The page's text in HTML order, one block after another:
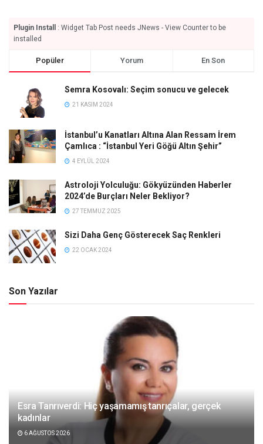
Plugin Install
: Widget Tab Post needs JNews - View Counter to be
installed
Popüler Yorum En Son
Semra Kosovalı: Seçim sonucu ve gelecek
21 KASIM 2024
İstanbul’u Kanatları Altına Alan Ressam İrem
Çamlıca : “İstanbul Yeri Göğü Altın Şehir”
4 EYLÜL 2024
Astroloji Yolculuğu: Gökyüzünden Haberler
2024’de Burçları Neler Bekliyor?
27 TEMMUZ 2025
Sizi Daha Genç Gösterecek Saç Renkleri
22 OCAK 2024
Son Yazılar
Esra Tanrıverdi: Hiç yaşamamış tanrıçalar, gerçek
kadınlar
6 AĞUSTOS 2026